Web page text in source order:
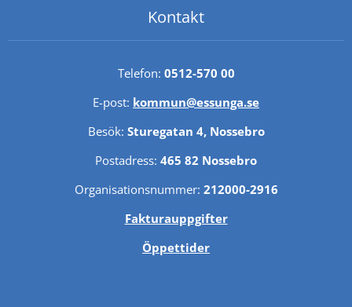
Kontakt
Telefon: 0512-570 00
E-post: kommun@essunga.se
Besök: Sturegatan 4, Nossebro
Postadress: 465 82 Nossebro
Organisationsnummer: 212000-2916
Fakturauppgifter
Öppettider